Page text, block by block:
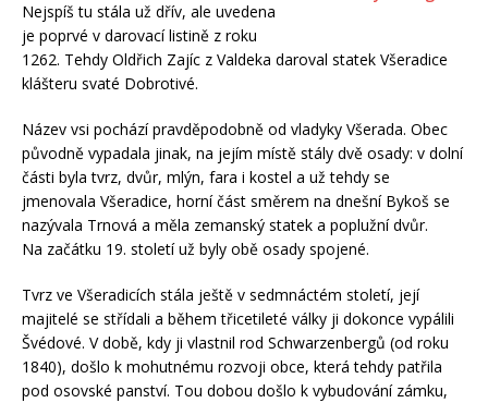
Nejspíš tu stála už dřív, ale uvedena
je poprvé v darovací listině z roku
1262. Tehdy Oldřich Zajíc z Valdeka daroval statek Všeradice
klášteru svaté Dobrotivé.
Název vsi pochází pravděpodobně od vladyky Všerada. Obec
původně vypadala jinak, na jejím místě stály dvě osady: v dolní
části byla tvrz, dvůr, mlýn, fara i kostel a už tehdy se
jmenovala Všeradice, horní část směrem na dnešní Bykoš se
nazývala Trnová a měla zemanský statek a poplužní dvůr.
Na začátku 19. století už byly obě osady spojené.
Tvrz ve Všeradicích stála ještě v sedmnáctém století, její
majitelé se střídali a během třicetileté války ji dokonce vypálili
Švédové. V době, kdy ji vlastnil rod Schwarzenbergů (od roku
1840), došlo k mohutnému rozvoji obce, která tehdy patřila
pod osovské panství. Tou dobou došlo k vybudování zámku,